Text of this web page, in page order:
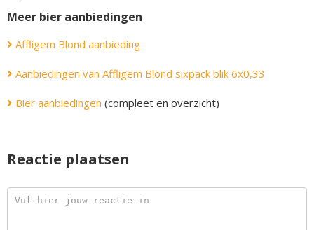
Meer bier aanbiedingen
Affligem Blond aanbieding
Aanbiedingen van Affligem Blond sixpack blik 6x0,33
Bier aanbiedingen (compleet en overzicht)
Reactie plaatsen